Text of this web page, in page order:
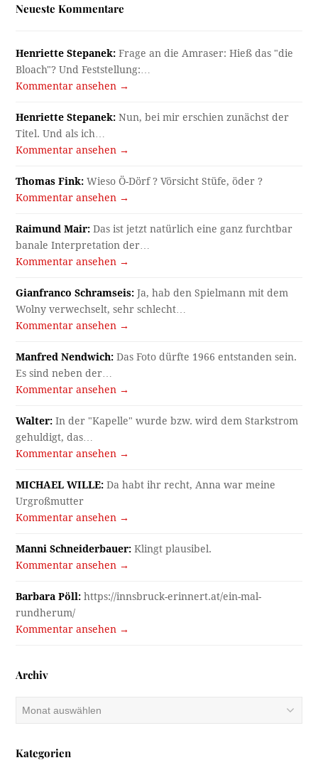
Neueste Kommentare
Henriette Stepanek: Frage an die Amraser: Hieß das "die
Bloach"? Und Feststellung:…
Kommentar ansehen →
Henriette Stepanek: Nun, bei mir erschien zunächst der
Titel. Und als ich…
Kommentar ansehen →
Thomas Fink: Wieso Ö-Dörf ? Vörsicht Stüfe, öder ?
Kommentar ansehen →
Raimund Mair: Das ist jetzt natürlich eine ganz furchtbar
banale Interpretation der…
Kommentar ansehen →
Gianfranco Schramseis: Ja, hab den Spielmann mit dem
Wolny verwechselt, sehr schlecht…
Kommentar ansehen →
Manfred Nendwich: Das Foto dürfte 1966 entstanden sein.
Es sind neben der…
Kommentar ansehen →
Walter: In der "Kapelle" wurde bzw. wird dem Starkstrom
gehuldigt, das…
Kommentar ansehen →
MICHAEL WILLE: Da habt ihr recht, Anna war meine
Urgroßmutter
Kommentar ansehen →
Manni Schneiderbauer: Klingt plausibel.
Kommentar ansehen →
Barbara Pöll: https://innsbruck-erinnert.at/ein-mal-
rundherum/
Kommentar ansehen →
Archiv
Kategorien